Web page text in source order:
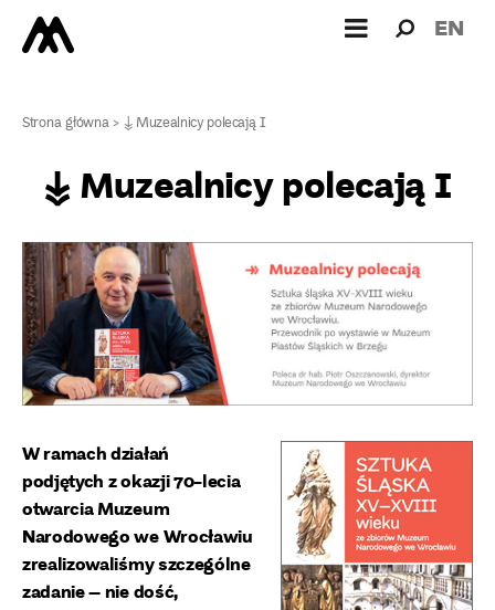
dla: EN
Strona główna>↡ Muzealnicy polecają I
↡ Muzealnicy polecają I
W ramach działań
podjętych z okazji 70-lecia
otwarcia Muzeum
Narodowego we Wrocławiu
zrealizowaliśmy szczególne
zadanie – nie dość,